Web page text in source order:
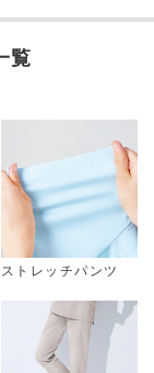
覧
ストレッチパンツ